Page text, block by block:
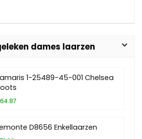
dames laarzen
1-25489-45-001 Chelsea
D8656 Enkellaarzen